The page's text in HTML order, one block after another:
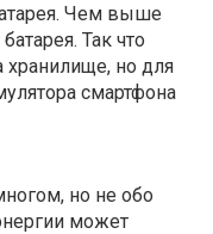
Чем выше
Так что
хранилище, но для
смартфона
но не обо
может